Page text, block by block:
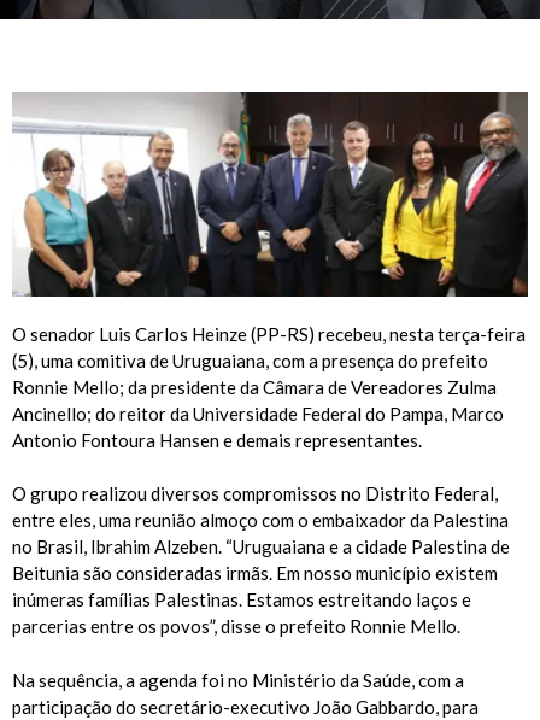
O senador Luis Carlos Heinze (PP-RS) recebeu, nesta terça-feira
(5), uma comitiva de Uruguaiana, com a presença do prefeito
Ronnie Mello; da presidente da Câmara de Vereadores Zulma
Ancinello; do reitor da Universidade Federal do Pampa, Marco
Antonio Fontoura Hansen e demais representantes.
O grupo realizou diversos compromissos no Distrito Federal,
entre eles, uma reunião almoço com o embaixador da Palestina
no Brasil, Ibrahim Alzeben. “Uruguaiana e a cidade Palestina de
Beitunia são consideradas irmãs. Em nosso município existem
inúmeras famílias Palestinas. Estamos estreitando laços e
parcerias entre os povos”, disse o prefeito Ronnie Mello.
Na sequência, a agenda foi no Ministério da Saúde, com a
participação do secretário-executivo João Gabbardo, para